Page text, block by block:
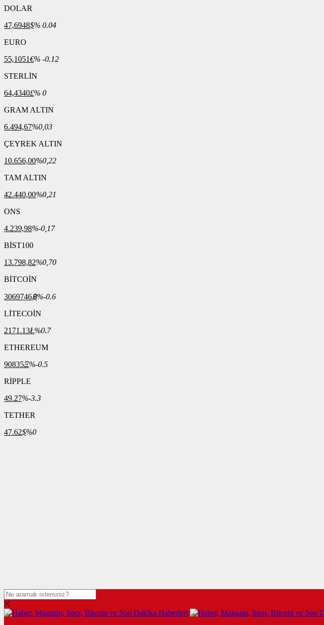
DOLAR
47,6948$% 0.04
EURO
55,1051€% -0.12
STERLİN
64,4340£% 0
GRAM ALTIN
6.494,67%0,03
ÇEYREK ALTIN
10.656,00%0,22
TAM ALTIN
42.440,00%0,21
ONS
4.239,98%-0,17
BİST100
13.798,82%0,70
BİTCOİN
3069746฿%-0.6
LİTECOİN
2171.13Ł%0.7
ETHEREUM
90835Ξ%-0.5
RİPPLE
49.27%-3.3
TETHER
47.62$%0